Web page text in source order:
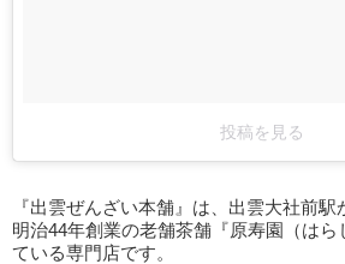
投稿を見る
『出雲ぜんざい本舗』は、出雲大社前駅
明治44年創業の老舗茶舗『原寿園（は
ている専門店です。